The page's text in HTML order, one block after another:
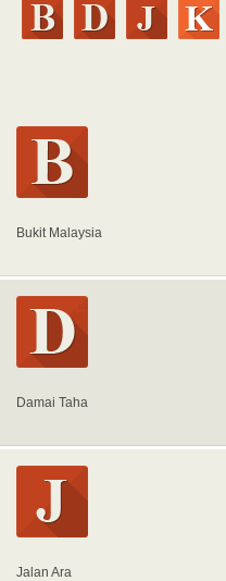
Bukit Malaysia
Damai Taha
Jalan Ara